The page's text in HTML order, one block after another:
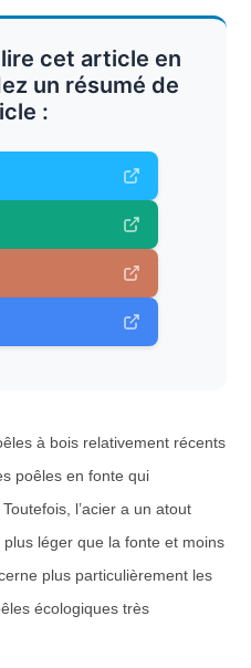
cet article en
un résumé de
:
à bois relativement récents
poêles en fonte qui
l’acier a un atout
plus léger que la fonte et moins
plus particulièrement les
écologiques très